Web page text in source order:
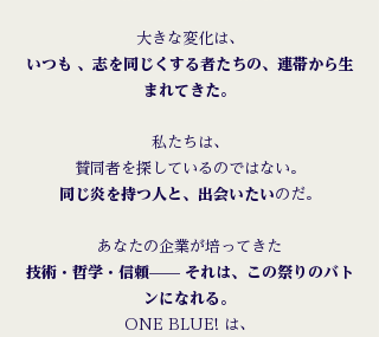
大きな変化は、
いつも 、志を同じくする者たちの、連帯から生
まれてきた。
私たちは、
賛同者を探しているのではない。
同じ炎を持つ人と、出会いたいのだ。
あなたの企業が培ってきた
技術・哲学・信頼—— それは、この祭りのバト
ンになれる。
ONE BLUE! は、